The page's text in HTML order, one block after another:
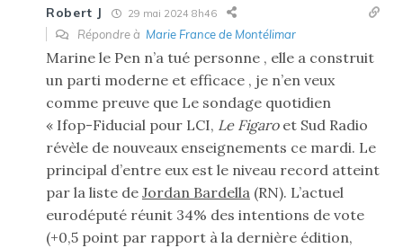
Robert J 29 mai 2024 8h46
Répondre à Marie France de Montélimar
Marine le Pen n’a tué personne , elle a construit
un parti moderne et efficace , je n’en veux
comme preuve que Le sondage quotidien
« Ifop-Fiducial pour LCI, Le Figaroet Sud Radio
révèle de nouveaux enseignements ce mardi. Le
principal d’entre eux est le niveau record atteint
par la liste de Jordan Bardella(RN). L’actuel
eurodéputé réunit 34% des intentions de vote
(+0,5 point par rapport à la dernière édition,